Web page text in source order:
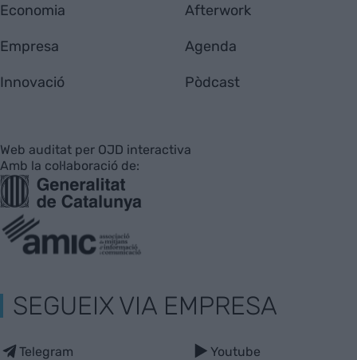
Economia
Empresa
Innovació
Afterwork
Agenda
Pòdcast
Web auditat per OJD interactiva
Amb la col·laboració de:
SEGUEIX VIA EMPRESA
Telegram Youtube